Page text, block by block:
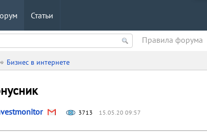
Статьи
Правила форума
Бизнес в интернете
3713 15.05.20 09:57